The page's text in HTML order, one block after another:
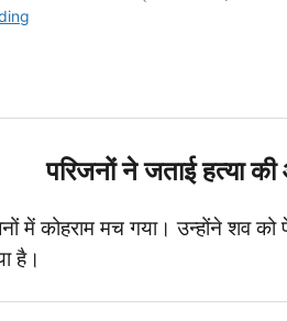
परिजनों ने जताई हत्या
में कोहराम मच गया। उन्होंने शव
है।